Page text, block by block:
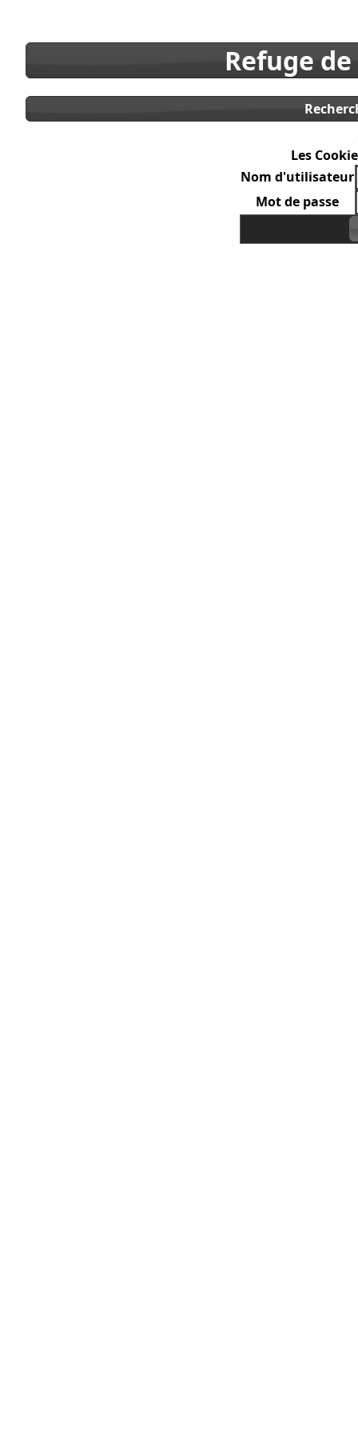
Refuge
Les
Nom d'utilisateur
Mot de passe